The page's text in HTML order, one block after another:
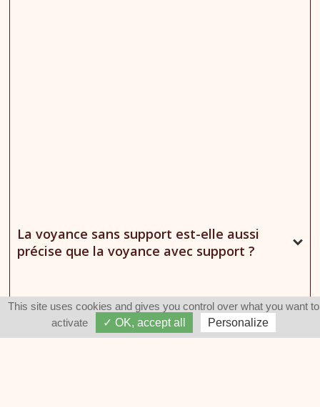
La voyance sans support est-elle aussi
précise que la voyance avec support ?
This site uses cookies and gives you control over what you want to
activate
✓ OK, accept all Personalize